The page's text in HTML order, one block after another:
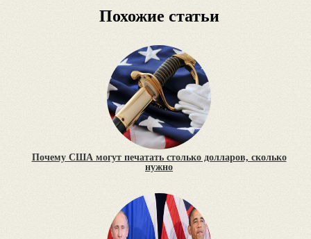
Похожие статьи
Почему США могут печатать столько долларов, сколько
нужно